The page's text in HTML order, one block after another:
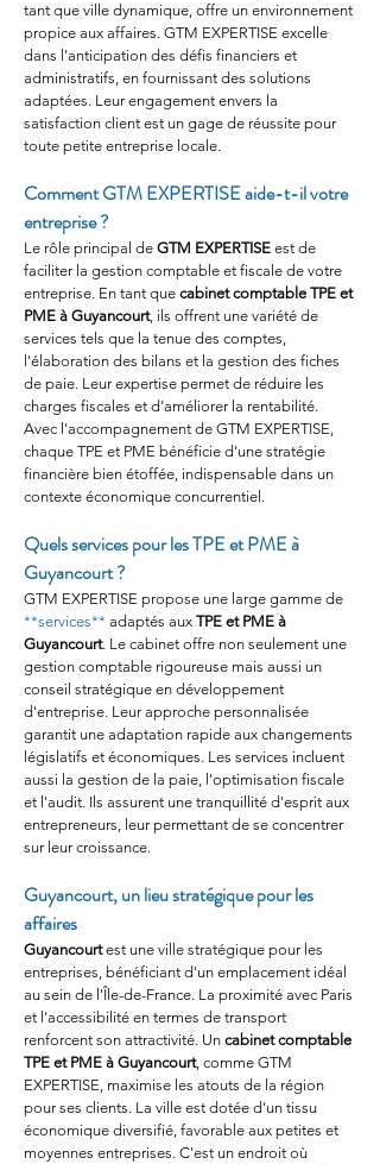
tant que ville dynamique, offre un environnement
propice aux affaires. GTM EXPERTISE excelle
dans l'anticipation des défis financiers et
administratifs, en fournissant des solutions
adaptées. Leur engagement envers la
satisfaction client est un gage de réussite pour
toute petite entreprise locale.
Comment GTM EXPERTISE aide-t-il votre
entreprise ?
Le rôle principal de GTM EXPERTISE est de
faciliter la gestion comptable et fiscale de votre
entreprise. En tant que cabinet comptable TPE et
PME à Guyancourt, ils offrent une variété de
services tels que la tenue des comptes,
l'élaboration des bilans et la gestion des fiches
de paie. Leur expertise permet de réduire les
charges fiscales et d'améliorer la rentabilité.
Avec l'accompagnement de GTM EXPERTISE,
chaque TPE et PME bénéficie d'une stratégie
financière bien étoffée, indispensable dans un
contexte économique concurrentiel.
Quels services pour les TPE et PME à
Guyancourt ?
GTM EXPERTISE propose une large gamme de
**services** adaptés aux TPE et PME à
Guyancourt. Le cabinet offre non seulement une
gestion comptable rigoureuse mais aussi un
conseil stratégique en développement
d'entreprise. Leur approche personnalisée
garantit une adaptation rapide aux changements
législatifs et économiques. Les services incluent
aussi la gestion de la paie, l'optimisation fiscale
et l'audit. Ils assurent une tranquillité d'esprit aux
entrepreneurs, leur permettant de se concentrer
sur leur croissance.
Guyancourt, un lieu stratégique pour les
affaires
Guyancourt est une ville stratégique pour les
entreprises, bénéficiant d'un emplacement idéal
au sein de l'Île-de-France. La proximité avec Paris
et l'accessibilité en termes de transport
renforcent son attractivité. Un cabinet comptable
TPE et PME à Guyancourt, comme GTM
EXPERTISE, maximise les atouts de la région
pour ses clients. La ville est dotée d'un tissu
économique diversifié, favorable aux petites et
moyennes entreprises. C'est un endroit où